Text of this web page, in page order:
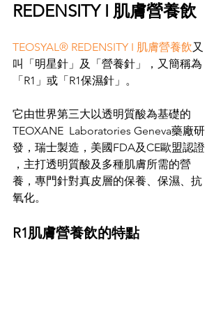
REDENSITY I 肌膚營養飲
TEOSYAL® REDENSITY I 肌膚營養飲又
叫「明星針」及「營養針」，又簡稱為
「R1」或「R1保濕針」。
它由世界第三大以透明質酸為基礎的
TEOXANE  Laboratories Geneva藥廠研
發，瑞士製造，美國FDA及CE歐盟認證
，主打透明質酸及多種肌膚所需的營
養，專門針對真皮層的保養、保濕、抗
氧化。
R1肌膚營養飲的特點